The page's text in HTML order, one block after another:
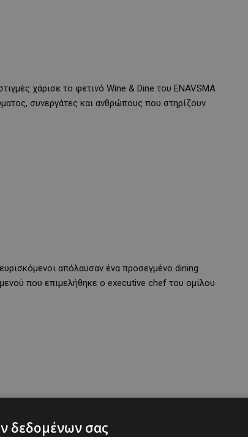
χάρισε το φετινό Wine & Dine του ENAVSMA
συνεργάτες και ανθρώπους που στηρίζουν
απόλαυσαν ένα προσεγμένο dining
που επιμελήθηκε ο executive chef του ομίλου
δεδομένων σας